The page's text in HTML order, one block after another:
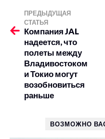
ПРЕДЫДУЩАЯ
СТАТЬЯ
Компания JAL
надеется, что
полеты между
Владивостоком
и Токио могут
возобновиться
раньше
ВОЗМОЖНО